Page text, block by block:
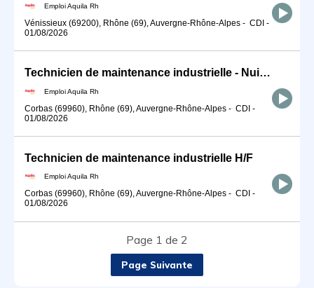
Emploi Aquila Rh
Vénissieux (69200), Rhône (69), Auvergne-Rhône-Alpes - CDI -
01/08/2026
Technicien de maintenance industrielle - Nuit H/F
Emploi Aquila Rh
Corbas (69960), Rhône (69), Auvergne-Rhône-Alpes - CDI -
01/08/2026
Technicien de maintenance industrielle H/F
Emploi Aquila Rh
Corbas (69960), Rhône (69), Auvergne-Rhône-Alpes - CDI -
01/08/2026
Page 1 de 2
Page Suivante